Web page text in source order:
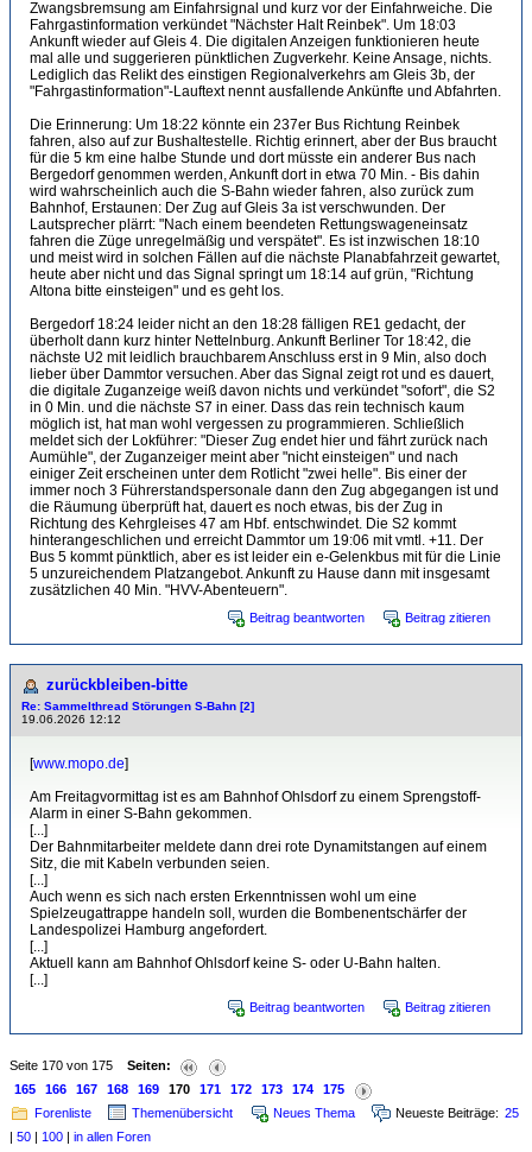
Zwangsbremsung am Einfahrsignal und kurz vor der Einfahrweiche. Die
Fahrgastinformation verkündet "Nächster Halt Reinbek". Um 18:03
Ankunft wieder auf Gleis 4. Die digitalen Anzeigen funktionieren heute
mal alle und suggerieren pünktlichen Zugverkehr. Keine Ansage, nichts.
Lediglich das Relikt des einstigen Regionalverkehrs am Gleis 3b, der
"Fahrgastinformation"-Lauftext nennt ausfallende Ankünfte und Abfahrten.
Die Erinnerung: Um 18:22 könnte ein 237er Bus Richtung Reinbek
fahren, also auf zur Bushaltestelle. Richtig erinnert, aber der Bus braucht
für die 5 km eine halbe Stunde und dort müsste ein anderer Bus nach
Bergedorf genommen werden, Ankunft dort in etwa 70 Min. - Bis dahin
wird wahrscheinlich auch die S-Bahn wieder fahren, also zurück zum
Bahnhof, Erstaunen: Der Zug auf Gleis 3a ist verschwunden. Der
Lautsprecher plärrt: "Nach einem beendeten Rettungswageneinsatz
fahren die Züge unregelmäßig und verspätet". Es ist inzwischen 18:10
und meist wird in solchen Fällen auf die nächste Planabfahrzeit gewartet,
heute aber nicht und das Signal springt um 18:14 auf grün, "Richtung
Altona bitte einsteigen" und es geht los.
Bergedorf 18:24 leider nicht an den 18:28 fälligen RE1 gedacht, der
überholt dann kurz hinter Nettelnburg. Ankunft Berliner Tor 18:42, die
nächste U2 mit leidlich brauchbarem Anschluss erst in 9 Min, also doch
lieber über Dammtor versuchen. Aber das Signal zeigt rot und es dauert,
die digitale Zuganzeige weiß davon nichts und verkündet "sofort", die S2
in 0 Min. und die nächste S7 in einer. Dass das rein technisch kaum
möglich ist, hat man wohl vergessen zu programmieren. Schließlich
meldet sich der Lokführer: "Dieser Zug endet hier und fährt zurück nach
Aumühle", der Zuganzeiger meint aber "nicht einsteigen" und nach
einiger Zeit erscheinen unter dem Rotlicht "zwei helle". Bis einer der
immer noch 3 Führerstandspersonale dann den Zug abgegangen ist und
die Räumung überprüft hat, dauert es noch etwas, bis der Zug in
Richtung des Kehrgleises 47 am Hbf. entschwindet. Die S2 kommt
hinterangeschlichen und erreicht Dammtor um 19:06 mit vmtl. +11. Der
Bus 5 kommt pünktlich, aber es ist leider ein e-Gelenkbus mit für die Linie
5 unzureichendem Platzangebot. Ankunft zu Hause dann mit insgesamt
zusätzlichen 40 Min. "HVV-Abenteuern".
Beitrag beantworten Beitrag zitieren
zurückbleiben-bitte
Re: Sammelthread Störungen S-Bahn [2]
19.06.2026 12:12
[www.mopo.de]
Am Freitagvormittag ist es am Bahnhof Ohlsdorf zu einem Sprengstoff-
Alarm in einer S-Bahn gekommen.
[...]
Der Bahnmitarbeiter meldete dann drei rote Dynamitstangen auf einem
Sitz, die mit Kabeln verbunden seien.
[...]
Auch wenn es sich nach ersten Erkenntnissen wohl um eine
Spielzeugattrappe handeln soll, wurden die Bombenentschärfer der
Landespolizei Hamburg angefordert.
[...]
Aktuell kann am Bahnhof Ohlsdorf keine S- oder U-Bahn halten.
[...]
Beitrag beantworten Beitrag zitieren
Seite 170 von 175 Seiten:
165
166 167 168 169 170 171 172 173 174
175
Forenliste
Themenübersicht Neues Thema Neueste Beiträge: 25
| 50 | 100 | in allen Foren